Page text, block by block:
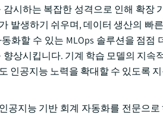
시하는 복잡한 성격으로 인해 확
발생하기 쉬우며, 데이터 생산의 빠
화할 수 있는 MLOps 솔루션을 점
상시킵니다. 기계 학습 모델의 지
인공지능 노력을 확대할 수 있도록
공지능 기반 회계 자동화를 전문으